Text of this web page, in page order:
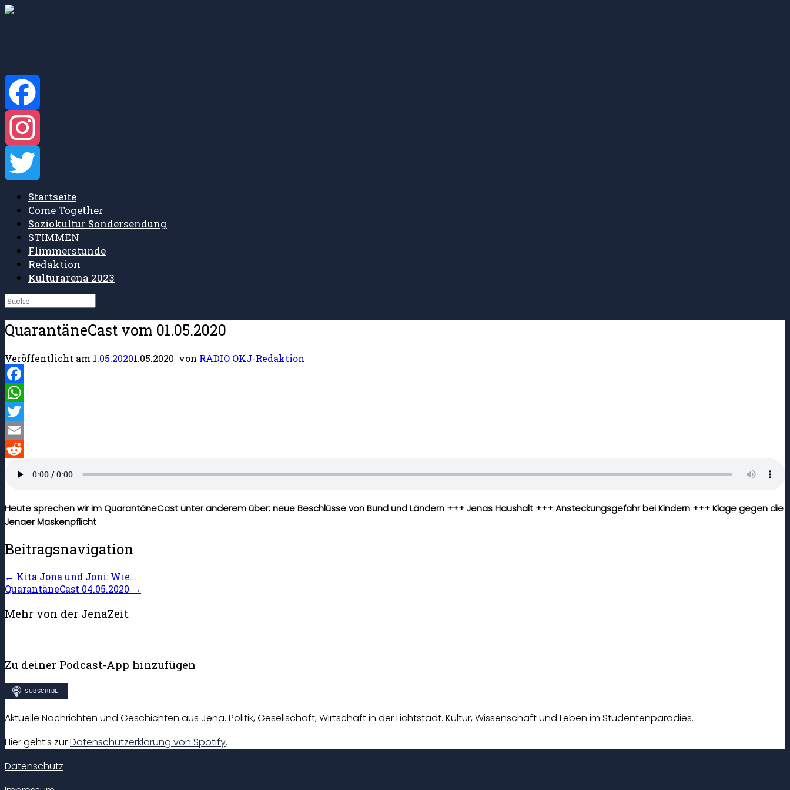
Zum
Facebook
Instagram
TwitterStartseite
Come Together
Soziokultur Sondersendung
STIMMEN
Flimmerstunde
Redaktion
Kulturarena 2023
Suche
nach:
QuarantäneCast vom 01.05.2020
Veröffentlicht am 1.05.20201.05.2020 von RADIO OKJ-Redaktion
Facebook
WhatsApp
Twitter
Email
Heute sprechen wir im QuarantäneCast unter anderem über: neue Beschlüsse von Bund und Ländern +++ Jenas Haushalt +++ Ansteckungsgefahr bei Kindern +++ Klage gegen die
Jenaer Maskenpflicht
Beitragsnavigation
← Kita Jona und Joni: Wie…
QuarantäneCast 04.05.2020 →
Mehr von der JenaZeit
Zu deiner Podcast-App hinzufügen
Aktuelle Nachrichten und Geschichten aus Jena. Politik, Gesellschaft, Wirtschaft in der Lichtstadt. Kultur, Wissenschaft und Leben im Studentenparadies.
Hier geht’s zurDatenschutzerklärung von Spotify.
Datenschutz